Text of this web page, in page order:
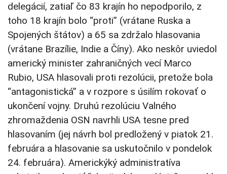
delegácií, zatiaľ čo 83 krajín ho nepodporilo, z
toho 18 krajín bolo “proti” (vrátane Ruska a
Spojených štátov) a 65 sa zdržalo hlasovania
(vrátane Brazílie, Indie a Číny). Ako neskôr uviedol
americký minister zahraničných vecí Marco
Rubio, USA hlasovali proti rezolúcii, pretože bola
“antagonistická” a v rozpore s úsilím rokovať o
ukončení vojny. Druhú rezolúciu Valného
zhromaždenia OSN navrhli USA tesne pred
hlasovaním (jej návrh bol predložený v piatok 21.
februára a hlasovanie sa uskutočnilo v pondelok
24. februára). Americkýký administratíva